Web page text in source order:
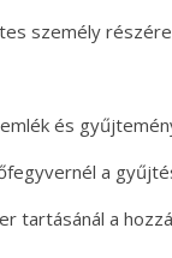
személy
és
a
tartásánál a